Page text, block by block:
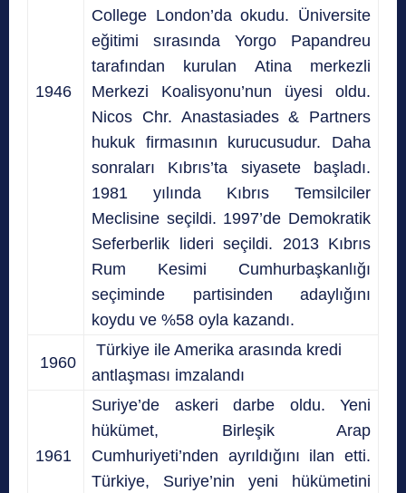
1946
College London’da okudu. Üniversite
eğitimi sırasında Yorgo Papandreu
tarafından kurulan Atina merkezli
Merkezi Koalisyonu’nun üyesi oldu.
Nicos Chr. Anastasiades & Partners
hukuk firmasının kurucusudur. Daha
sonraları Kıbrıs’ta siyasete başladı.
1981 yılında Kıbrıs Temsilciler
Meclisine seçildi. 1997’de Demokratik
Seferberlik lideri seçildi. 2013 Kıbrıs
Rum Kesimi Cumhurbaşkanlığı
seçiminde partisinden adaylığını
koydu ve %58 oyla kazandı.
1960
Türkiye ile Amerika arasında kredi
antlaşması imzalandı
1961
Suriye’de askeri darbe oldu. Yeni
hükümet, Birleşik Arap
Cumhuriyeti’nden ayrıldığını ilan etti.
Türkiye, Suriye’nin yeni hükümetini